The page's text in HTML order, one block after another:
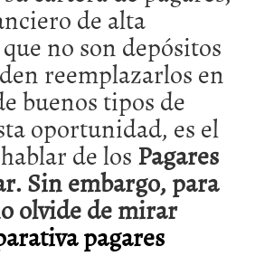
de alta
no son depósitos
reemplazarlos en
buenos tipos de
oportunidad, es el
de losPagares
Sin embargo, para
olvide de mirar
pagares